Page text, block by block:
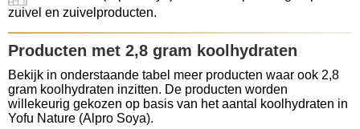
zuivel en zuivelproducten.
Producten met 2,8 gram koolhydraten
Bekijk in onderstaande tabel meer producten waar ook 2,8
gram koolhydraten inzitten. De producten worden
willekeurig gekozen op basis van het aantal koolhydraten in
Yofu Nature (Alpro Soya).